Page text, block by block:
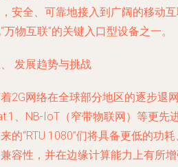
安全、可靠地接入到广阔的移动
万物互联”的关键入口型设备之一。
发展趋势与挑战
2G网络在全球部分地区的逐步退
、NB-IoT（窄带物联网）等更先
的“RTU 1080”们将具备更低的功
容性，并在边缘计算能力上有所